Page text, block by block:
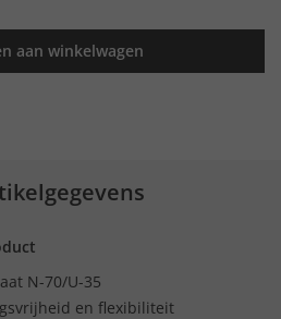
aan winkelwagen
N-70/U-35
en flexibiliteit